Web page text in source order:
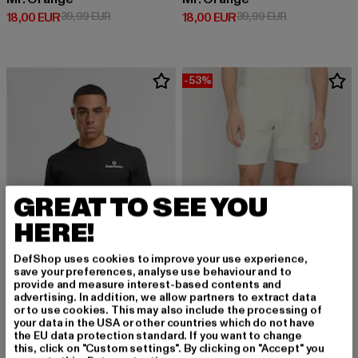
18,00 EUR
Derzeitiger Preis: 18,00 EUR
39,99 EURAktionspreis: 39,99 EUR
18,00 EUR
Derzeitiger Preis: 18,00 EUR
39,99 EURAktionspreis:
SERGIO TACCHINI
Bold 024 Co
-53%
SERGIO TACCHINI
Pelle
50,99 EURAktionspreis:
GREAT TO SEE YOU
HERE!
DefShop uses cookies to improve your use experience,
save your preferences, analyse use behaviour and to
provide and measure interest-based contents and
advertising. In addition, we allow partners to extract data
or to use cookies. This may also include the processing of
your data in the USA or other countries which do not have
the EU data protection standard. If you want to change
this, click on "Custom settings". By clicking on "Accept" you